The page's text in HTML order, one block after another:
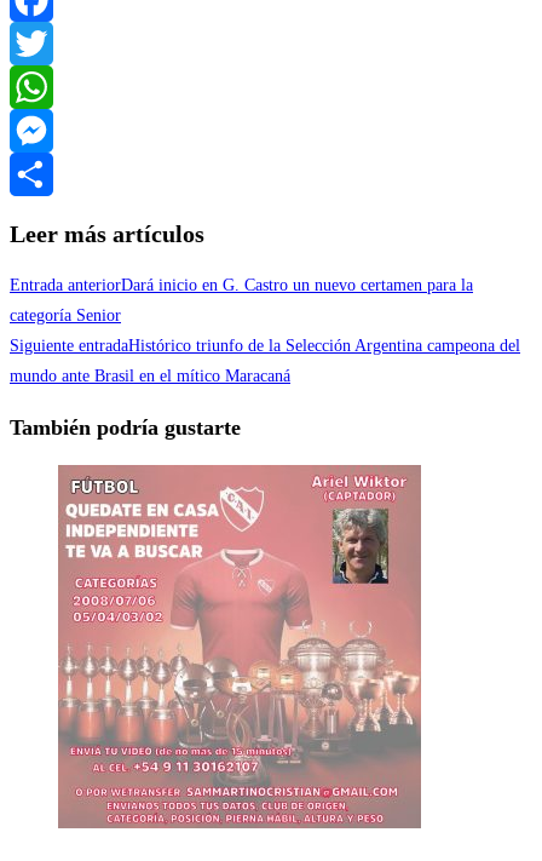
Facebook
Twitter
WhatsApp
Messenger
Leer más artículos
Entrada anteriorDará inicio en G. Castro un nuevo certamen para la
categoría Senior
Siguiente entradaHistórico triunfo de la Selección Argentina campeona del
mundo ante Brasil en el mítico Maracaná
También podría gustarte